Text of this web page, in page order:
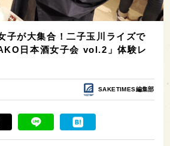
子が大集合！二子玉川ライズで
日本酒女子会 vol.2」体験レ
SAKETIMES編集部